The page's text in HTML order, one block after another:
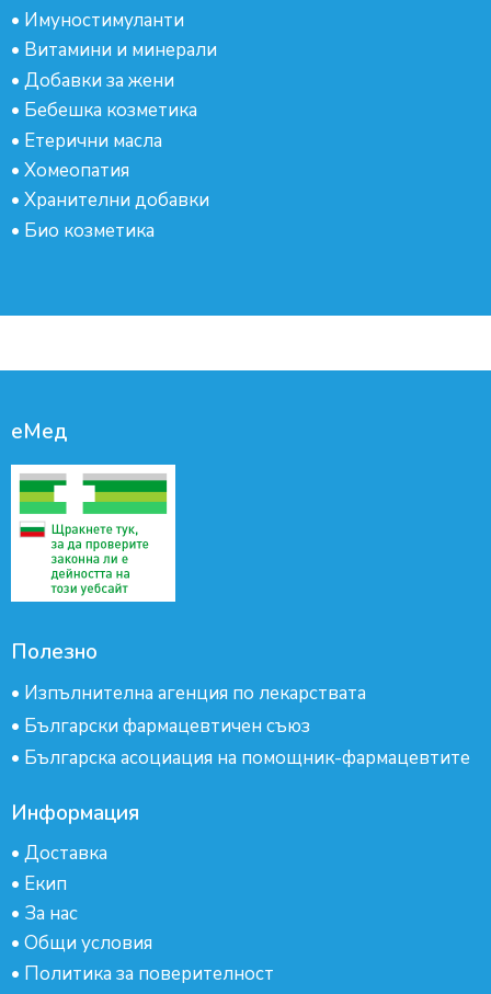
• Имуностимуланти
• Витамини и минерали
• Добавки за жени
• Бебешка козметика
• Етерични масла
• Хомеопатия
• Хранителни добавки
• Био козметика
еМед
Полезно
• Изпълнителна агенция по лекарствата
• Български фармацевтичен съюз
• Българска асоциация на помощник-фармацевтите
Информация
• Доставка
• Екип
• За нас
• Общи условия
• Политика за поверителност